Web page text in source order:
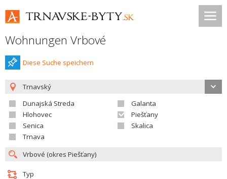
Wohnungen Vrbové
Diese Suche speichern
Trnavský
Dunajská Streda
Galanta
Hlohovec
Piešťany
Senica
Skalica
Trnava
Typ